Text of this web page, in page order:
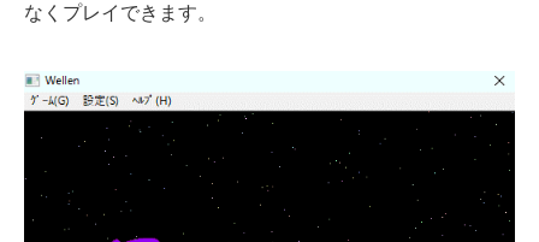
なくプレイできます。